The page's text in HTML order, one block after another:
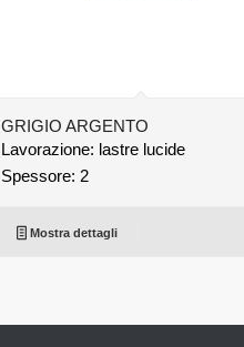
GRIGIO ARGENTO
Lavorazione: lastre lucide
Spessore: 2
Mostra dettagli